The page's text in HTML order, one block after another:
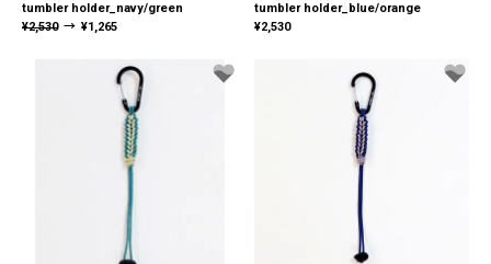
tumbler holder_navy/green
¥2,530 → ¥1,265
tumbler holder_blue/orange
¥2,530